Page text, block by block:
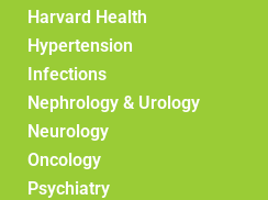
Harvard Health
Hypertension
Infections
Nephrology & Urology
Neurology
Oncology
Psychiatry